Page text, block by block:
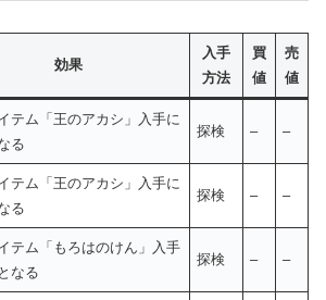
効果
入手
方法
買
値
売
値
テム「王のアカシ」入手に
る
探検 – –
テム「王のアカシ」入手に
る
探検 – –
テム「もろはのけん」入手
なる
探検 – –